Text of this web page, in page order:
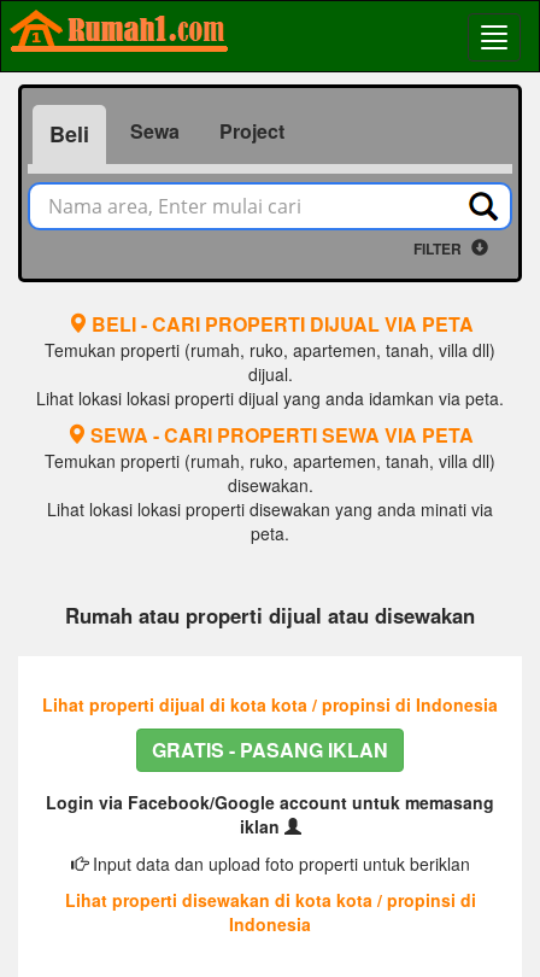
Beli Sewa Project
FILTER
BELI - CARI PROPERTI DIJUAL VIA PETA
Temukan properti (rumah, ruko, apartemen, tanah, villa dll)
dijual.
Lihat lokasi lokasi properti dijual yang anda idamkan via peta.
SEWA - CARI PROPERTI SEWA VIA PETA
Temukan properti (rumah, ruko, apartemen, tanah, villa dll)
disewakan.
Lihat lokasi lokasi properti disewakan yang anda minati via
peta.
Rumah atau properti dijual atau disewakan
Lihat properti dijual di kota kota / propinsi di Indonesia
GRATIS - PASANG IKLAN
Login via Facebook/Google account untuk memasang
iklan
Input data dan upload foto properti untuk beriklan
Lihat properti disewakan di kota kota / propinsi di
Indonesia